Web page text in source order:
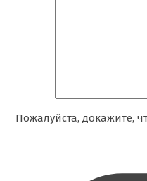
Пожалуйста, докажите,